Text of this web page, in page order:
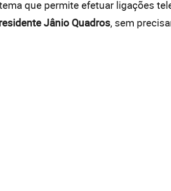
que permite efetuar ligações
Jânio Quadros, sem